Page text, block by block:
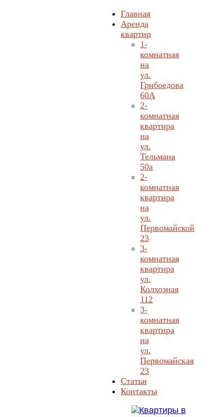
Главная
Аренда
квартир
1-
комнатная
на
ул.
Грибоедова
60А
2-
комнатная
квартира
на
ул.
Тельмана
50а
2-
комнатная
квартира
на
ул.
Первомайской
23
3-
комнатная
квартира
ул.
Колхозная
112
3-
комнатная
квартира
на
ул.
Первомайская
23
Статьи
Контакты